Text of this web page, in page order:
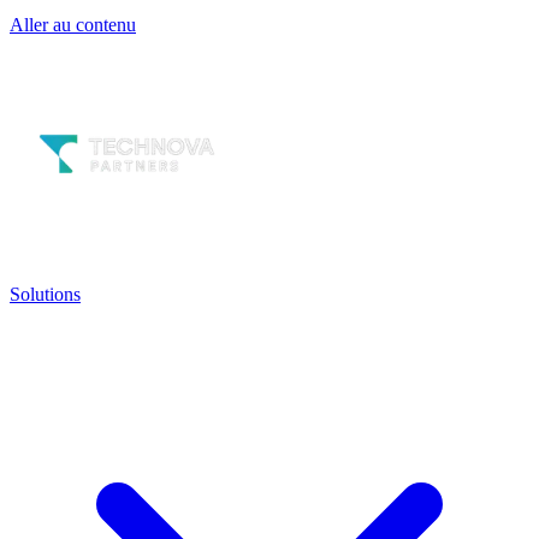
Aller au contenu
Solutions